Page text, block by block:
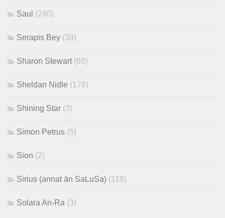
Saul (240)
Serapis Bey (39)
Sharon Stewart (68)
Sheldan Nidle (176)
Shining Star (3)
Simon Petrus (5)
Sion (2)
Sirius (annat än SaLuSa) (118)
Solara An-Ra (3)